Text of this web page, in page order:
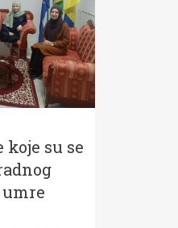
koje su se